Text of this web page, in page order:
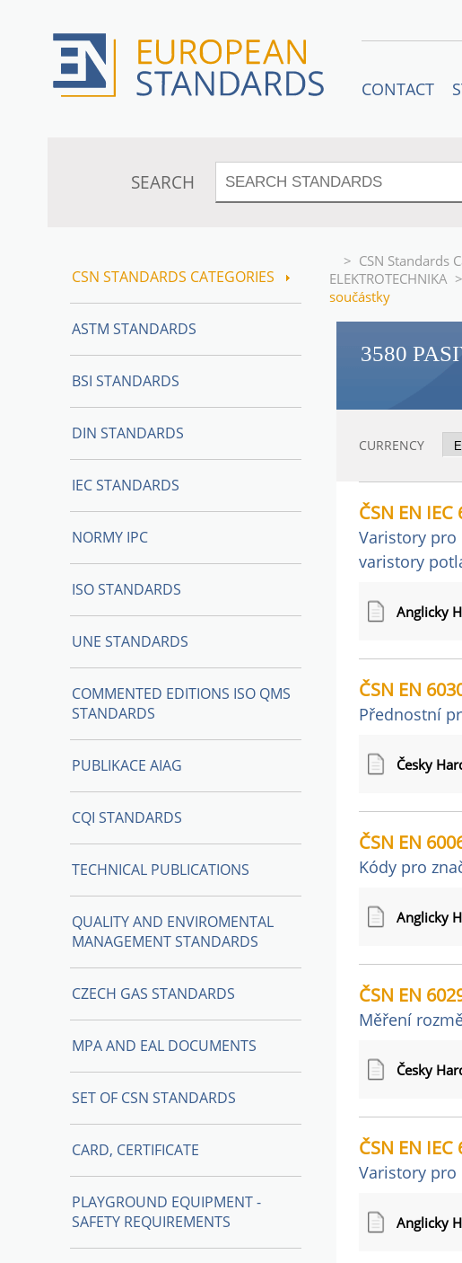
CONTACT
SEARCH
> CSN Standards
ELEKTROTECHNIKA >
součástky
3580
CURRENCY
ČSN EN IEC
Varistory pro
varistory
Anglicky
ČSN EN
Přednostní
Česky
ČSN EN
Kódy pro
Anglicky
ČSN EN
Měření
Česky
ČSN EN
Varistory pro
Anglicky
CSN STANDARDS CATEGORIES
ASTM STANDARDS
BSI STANDARDS
DIN STANDARDS
IEC STANDARDS
NORMY IPC
ISO STANDARDS
UNE STANDARDS
COMMENTED EDITIONS ISO QMS
STANDARDS
PUBLIKACE AIAG
CQI STANDARDS
TECHNICAL PUBLICATIONS
QUALITY AND ENVIROMENTAL
MANAGEMENT STANDARDS
CZECH GAS STANDARDS
MPA AND EAL DOCUMENTS
SET OF CSN STANDARDS
CARD, CERTIFICATE
PLAYGROUND EQUIPMENT -
SAFETY REQUIREMENTS